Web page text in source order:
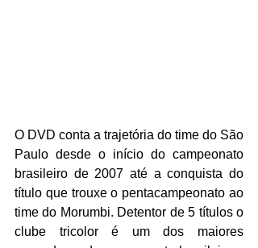
O DVD conta a trajetória do time do São
Paulo desde o início do campeonato
brasileiro de 2007 até a conquista do
título que trouxe o pentacampeonato ao
time do Morumbi. Detentor de 5 títulos o
clube tricolor é um dos maiores